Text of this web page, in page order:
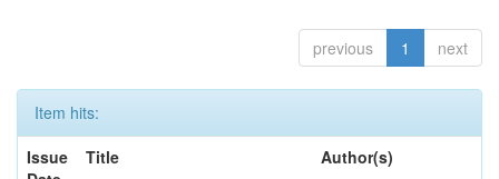
previous 1 next
Item hits:
Issue
Title Author(s)